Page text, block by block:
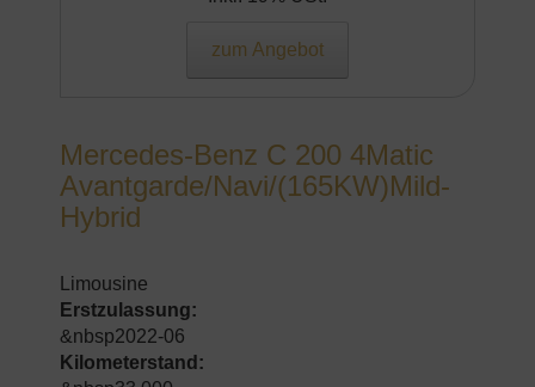
zum Angebot
Mercedes-Benz C 200 4Matic
Avantgarde/Navi/(165KW)Mild-
Hybrid
Limousine
Erstzulassung:
&nbsp2022-06
Kilometerstand: